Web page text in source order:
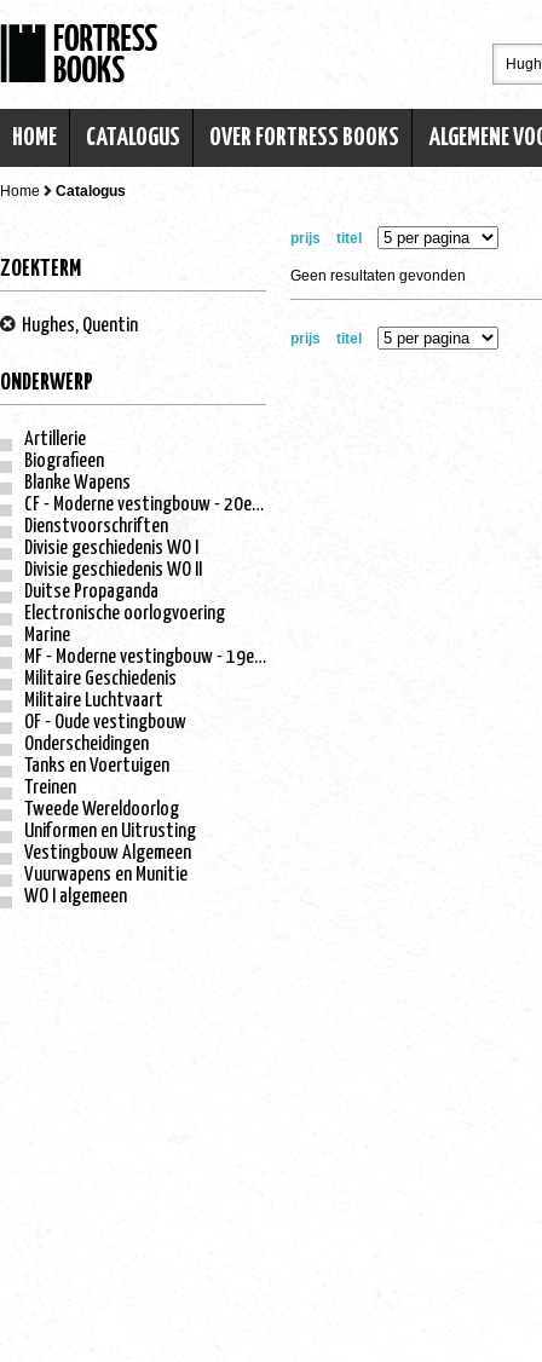
HOME CATALOGUS OVER FORTRESS BOOKS ALGEMENE
Home Catalogus
ZOEKTERM
Hughes, Quentin
ONDERWERP
Artillerie
Biografieen
Blanke Wapens
CF - Moderne vestingbouw - 20e eeuw
Dienstvoorschriften
Divisie geschiedenis WO I
Divisie geschiedenis WO II
Duitse Propaganda
Electronische oorlogvoering
Marine
MF - Moderne vestingbouw - 19e eeuw
Militaire Geschiedenis
Militaire Luchtvaart
OF - Oude vestingbouw
Onderscheidingen
Tanks en Voertuigen
Treinen
Tweede Wereldoorlog
Uniformen en Uitrusting
Vestingbouw Algemeen
Vuurwapens en Munitie
WO I algemeen
prijs titel
Geen resultaten gevonden
prijs titel